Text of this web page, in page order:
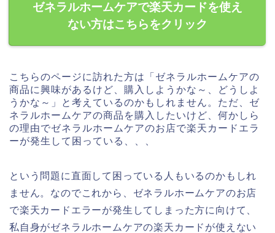
ゼネラルホームケアで楽天カードを使え
ない方はこちらをクリック
こちらのページに訪れた方は「ゼネラルホームケアの
商品に興味があるけど、購入しようかな～、どうしよ
うかな～」と考えているのかもしれません。ただ、ゼ
ネラルホームケアの商品を購入したいけど、何かしら
の理由でゼネラルホームケアのお店で楽天カードエラ
ーが発生して困っている、、、
という問題に直面して困っている人もいるのかもしれ
ません。なのでこれから、ゼネラルホームケアのお店
で楽天カードエラーが発生してしまった方に向けて、
私自身がゼネラルホームケアの楽天カードが使えない